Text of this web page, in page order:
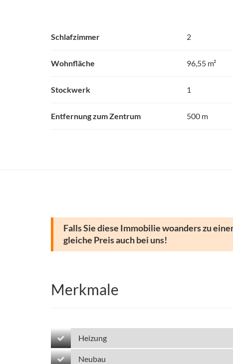
Schlafzimmer 2
Wohnfläche 96,55 m²
Stockwerk 1
Entfernung zum Zentrum 500 m
Falls Sie diese Immobilie woanders zu
gleiche Preis auch bei uns!
Merkmale
Heizung
Neubau